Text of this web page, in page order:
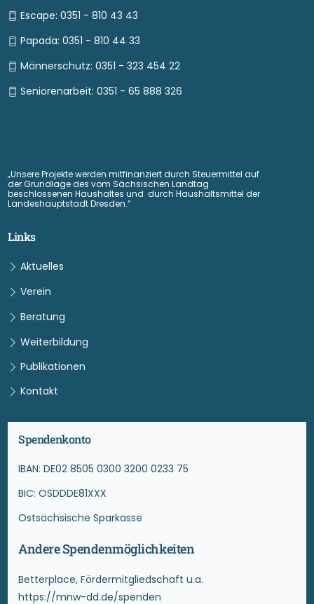
Escape: 0351 - 810 43 43
Papada: 0351 - 810 44 33
Männerschutz: 0351 - 323 454 22
Seniorenarbeit: 0351 - 65 888 326
„Unsere Projekte werden mitfinanziert durch Steuermittel auf
der Grundlage des vom Sächsischen Landtag
beschlossenen Haushaltes und durch Haushaltsmittel der
Landeshauptstadt Dresden.“
Links
Aktuelles
Verein
Beratung
Weiterbildung
Publikationen
Kontakt
Spendenkonto
IBAN: DE02 8505 0300 3200 0233 75
BIC: OSDDDE81XXX
Ostsächsische Sparkasse
Andere Spendenmöglichkeiten
Betterplace, Fördermitgliedschaft u.a.
https://mnw-dd.de/spenden